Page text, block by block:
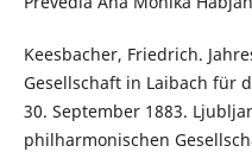
Keesbacher, Friedrich.
Gesellschaft in Laibach für
30. September 1883.
philharmonischen